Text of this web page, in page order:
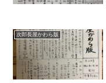
次郎長屋かわら版